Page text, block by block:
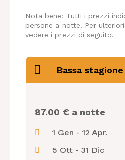
Nota bene: Tutti i prezzi
persone a notte. Per
vedere i prezzi di seguito.
Bassa stagione
87.00 € a notte
1 Gen - 12 Apr.
5 Ott - 31 Dic